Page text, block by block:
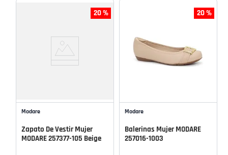
20 %
Modare
Zapato De Vestir Mujer
MODARE 257377-105 Beige
20 %
Modare
Balerinas Mujer MODARE
257016-1003